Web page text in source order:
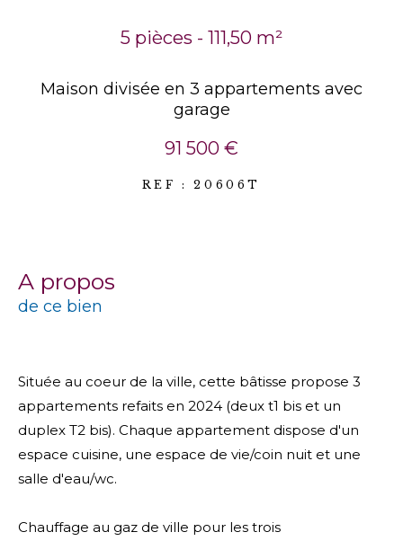
5 pièces - 111,50 m²
Maison divisée en 3 appartements avec
garage
91 500 €
REF : 20606T
a propos
de ce bien
Située au coeur de la ville, cette bâtisse propose 3
appartements refaits en 2024 (deux t1 bis et un
duplex T2 bis). Chaque appartement dispose d'un
espace cuisine, une espace de vie/coin nuit et une
salle d'eau/wc.
Chauffage au gaz de ville pour les trois